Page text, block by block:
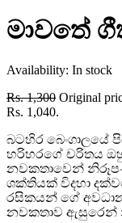
මාවතේ
Availability: In stock
Rs.1,300 Original
Rs. 1,040.
බටහිර බෙංගාලයේ
හරිහරගේ චරිතය
නවකතාවෙන්
ශක්තියක් විදහා
රසිකයන් ගේ
නවකතාව ඇසුරෙන්